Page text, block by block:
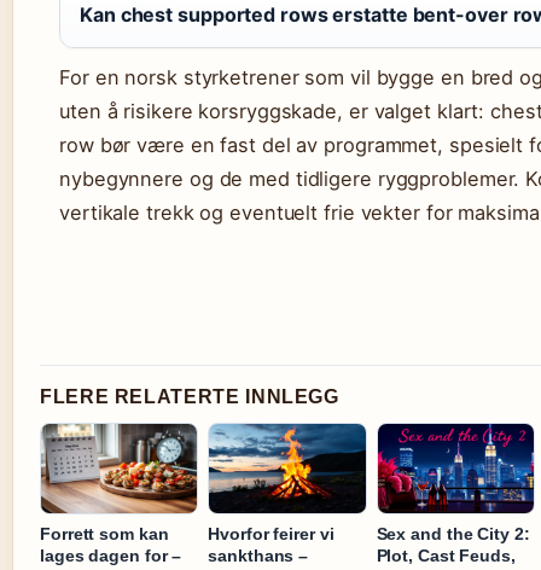
Kan chest supported rows erstatte bent-over
For en norsk styrketrener som vil bygge en bred
uten å risikere korsryggskade, er valget klart:
row bør være en fast del av programmet, spesielt
nybegynnere og de med tidligere ryggproblemer.
vertikale trekk og eventuelt frie vekter for
FLERE RELATERTE INNLEGG
Forrett som kan
lages dagen for –
Hvorfor feirer vi
sankthans –
Sex and the City 2:
Plot, Cast Feuds,